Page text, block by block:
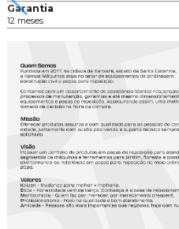
Garantia
12 meses